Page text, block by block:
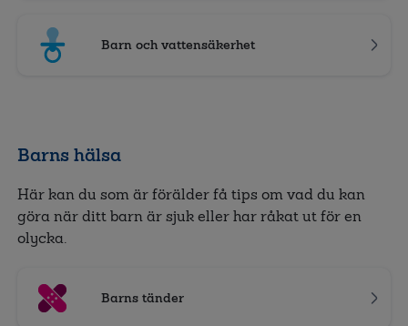
Barn och vattensäkerhet
Barns hälsa
Här kan du som är förälder få tips om vad du kan
göra när ditt barn är sjuk eller har råkat ut för en
olycka.
Barns tänder